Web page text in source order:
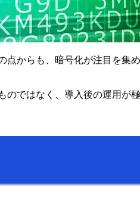
からも、暗号化が注目を
のではなく、導入後の運用